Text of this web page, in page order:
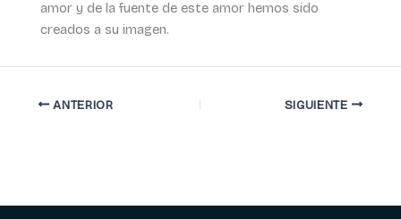
amor y de la fuente de este amor hemos sido
creados a su imagen.
ANTERIOR SIGUIENTE